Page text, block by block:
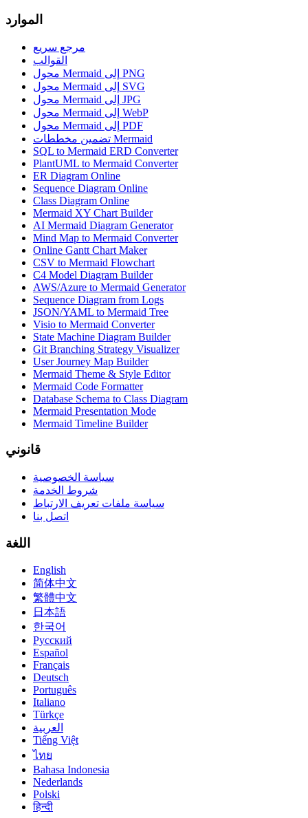
الموارد
مرجع سريع
القوالب
محول Mermaid إلى PNG
محول Mermaid إلى SVG
محول Mermaid إلى JPG
محول Mermaid إلى WebP
محول Mermaid إلى PDF
تضمين مخططات Mermaid
SQL to Mermaid ERD Converter
PlantUML to Mermaid Converter
ER Diagram Online
Sequence Diagram Online
Class Diagram Online
Mermaid XY Chart Builder
AI Mermaid Diagram Generator
Mind Map to Mermaid Converter
Online Gantt Chart Maker
CSV to Mermaid Flowchart
C4 Model Diagram Builder
AWS/Azure to Mermaid Generator
Sequence Diagram from Logs
JSON/YAML to Mermaid Tree
Visio to Mermaid Converter
State Machine Diagram Builder
Git Branching Strategy Visualizer
User Journey Map Builder
Mermaid Theme & Style Editor
Mermaid Code Formatter
Database Schema to Class Diagram
Mermaid Presentation Mode
Mermaid Timeline Builder
قانوني
سياسة الخصوصية
شروط الخدمة
سياسة ملفات تعريف الارتباط
اتصل بنا
اللغة
English
简体中文
繁體中文
日本語
한국어
Русский
Español
Français
Deutsch
Português
Italiano
Türkçe
العربية
Tiếng Việt
ไทย
Bahasa Indonesia
Nederlands
Polski
हिन्दी